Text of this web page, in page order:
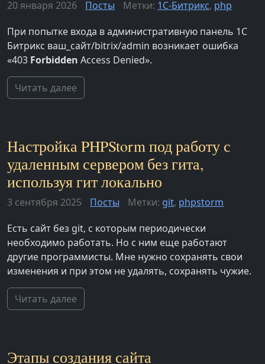
20 января 2026 Посты Метки: 1С-Битрикс, php
При попытке входа в административную панель 1С
Битрикс ваш_сайт/bitrix/admin возникает ошибка
«403 Forbidden Access Denied».
Читать далее
Настройка PHPStorm под работу с
удаленным сервером без гита,
используя гит локально
3 сентября 2025 Посты Метки: git, phpstorm
Есть сайт без git, с которым периодически
необходимо работать. Но с ним еще работают
другие программисты. Мне нужно сохранять свои
изменения и при этом не удалять, сохранять чужие.
Читать далее
Этапы создания сайта